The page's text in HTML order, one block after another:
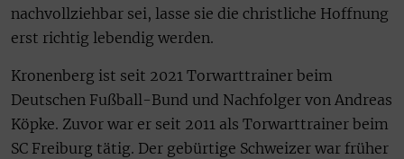
nachvollziehbar sei, lasse sie die christliche Hoffnung
erst richtig lebendig werden.
Kronenberg ist seit 2021 Torwarttrainer beim
Deutschen Fußball-Bund und Nachfolger von Andreas
Köpke. Zuvor war er seit 2011 als Torwarttrainer beim
SC Freiburg tätig. Der gebürtige Schweizer war früher